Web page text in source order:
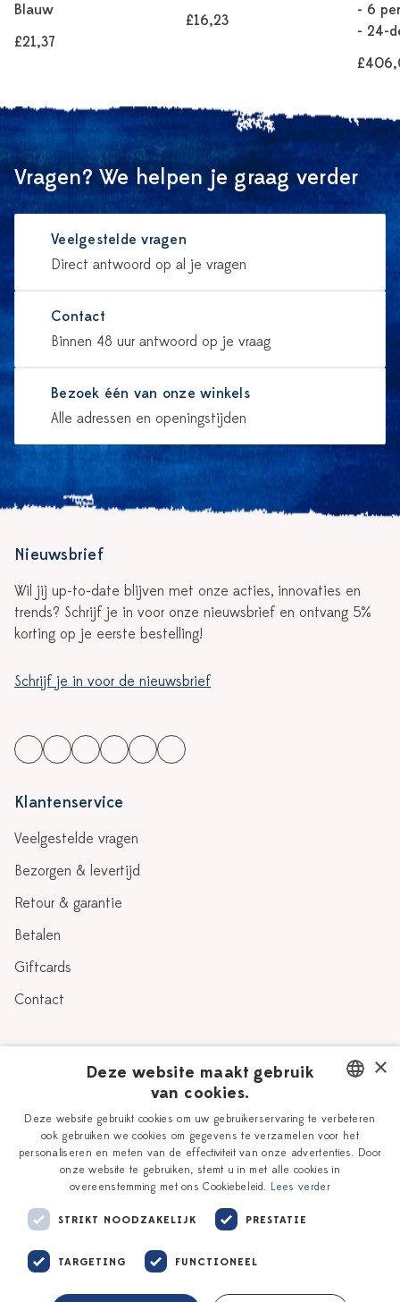
Blauw
£21,37
£16,23
- 6
- 24-
Vragen? We helpen je graag verder
Veelgestelde vragen
Direct antwoord op al je vragen
Contact
Binnen 48 uur antwoord op je vraag
Bezoek één van onze winkels
Alle adressen en openingstijden
Nieuwsbrief
Wil jij up-to-date blijven met onze acties, innovaties en
trends? Schrijf je in voor onze nieuwsbrief en ontvang 5%
korting op je eerste bestelling!
Schrijf je in voor de nieuwsbrief
Klantenservice
Veelgestelde vragen
Bezorgen & levertijd
Retour & garantie
Betalen
Giftcards
Contact
Verhaal
Onze plateelschilders
Delfts Blauw
Workshops
Vacatures
Zakelijk
DUTCH
ENGLISH
×
Deze website maakt gebruik
van cookies.
Deze website gebruikt cookies om uw gebruikerservaring te verbeteren
ook gebruiken we cookies om gegevens te verzamelen voor het
personaliseren en meten van de effectiviteit van onze advertenties. Door
onze website te gebruiken, stemt u in met alle cookies in
overeenstemming met ons Cookiebeleid. Lees verder
STRIKT NOODZAKELIJK PRESTATIE
TARGETING FUNCTIONEEL